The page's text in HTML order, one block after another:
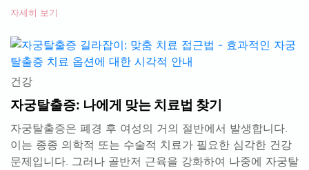
자세히 보기
건강
자궁탈출증: 나에게 맞는 치료법 찾기
자궁탈출증은 폐경 후 여성의 거의 절반에서 발생합니다.
이는 종종 의학적 또는 수술적 치료가 필요한 심각한 건강
문제입니다. 그러나 골반저 근육을 강화하여 나중에 자궁탈